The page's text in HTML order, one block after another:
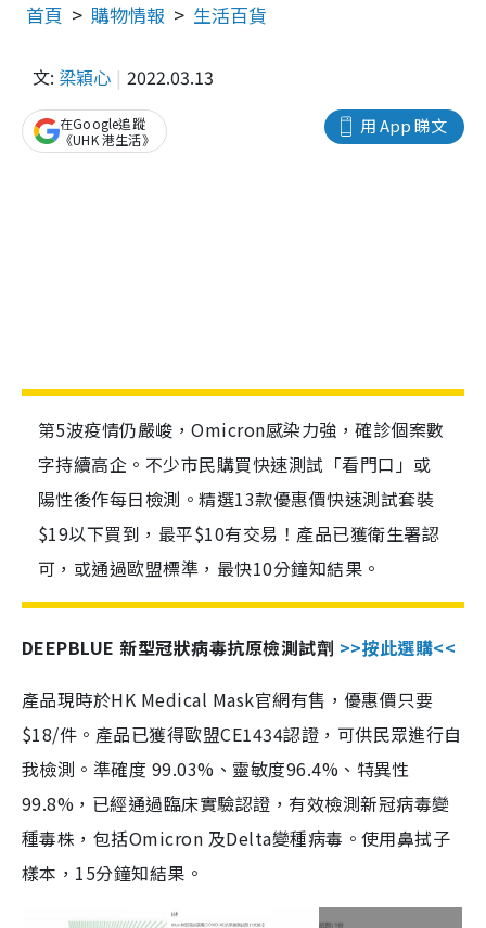
首頁 購物情報 生活百貨
文: 梁穎心 2022.03.13
用 App 睇文
在Google追蹤
《UHK 港生活》
第5波疫情仍嚴峻，Omicron感染力強，確診個案數
字持續高企。不少市民購買快速測試「看門口」或
陽性後作每日檢測。精選13款優惠價快速測試套裝
$19以下買到，最平$10有交易！產品已獲衛生署認
可，或通過歐盟標準，最快10分鐘知結果。
DEEPBLUE 新型冠狀病毒抗原檢測試劑 >>按此選購<<
產品現時於HK Medical Mask官網有售，優惠價只要
$18/件。產品已獲得歐盟CE1434認證，可供民眾進行自
我檢測。準確度 99.03%、靈敏度96.4%、特異性
99.8%，已經通過臨床實驗認證，有效檢測新冠病毒變
種毒株，包括Omicron 及Delta變種病毒。使用鼻拭子
樣本，15分鐘知結果。